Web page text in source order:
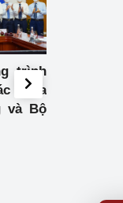
trình
giữa
và Bộ